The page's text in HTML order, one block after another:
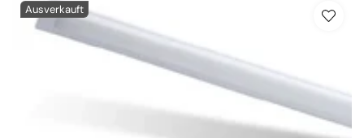
Ausverkauft